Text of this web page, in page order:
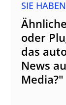
SIE
oder
das
News
Media?"